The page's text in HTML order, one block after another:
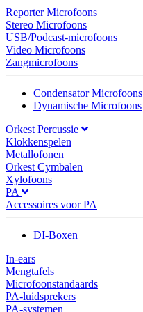
Reporter Microfoons
Stereo Microfoons
USB/Podcast-microfoons
Video Microfoons
Zangmicrofoons
Condensator Microfoons
Dynamische Microfoons
Orkest Percussie
Klokkenspelen
Metallofonen
Orkest Cymbalen
Xylofoons
PA
Accessoires voor PA
DI-Boxen
In-ears
Mengtafels
Microfoonstandaards
PA-luidsprekers
PA-systemen